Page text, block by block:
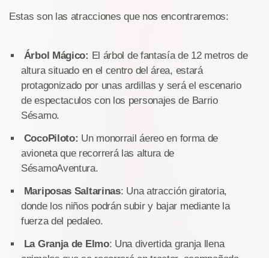
Estas son las atracciones que nos encontraremos:
Árbol Mágico: El árbol de fantasía de 12 metros de
altura situado en el centro del área, estará
protagonizado por unas ardillas y será el escenario
de espectaculos con los personajes de Barrio
Sésamo.
CocoPiloto: Un monorrail áereo en forma de
avioneta que recorrerá las altura de
SésamoAventura.
Mariposas Saltarinas: Una atracción giratoria,
donde los niños podrán subir y bajar mediante la
fuerza del pedaleo.
La Granja de Elmo: Una divertida granja llena